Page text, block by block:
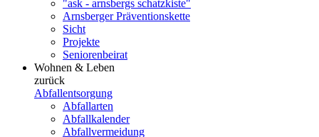
"ask - arnsbergs schatzkiste"
Arnsberger Präventionskette
Sicht
Projekte
Seniorenbeirat
Wohnen & Leben
zurück
Abfallentsorgung
Abfallarten
Abfallkalender
Abfallvermeidung